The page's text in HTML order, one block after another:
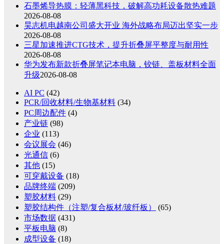
石墨烯导热膜：轻薄黑科技，破解高功耗设备散热难题
2026-08-08
昊志机电越南公司盛大开业 海外战略布局迈出坚实一步
2026-08-08
三星加速推进CTG技术，提升折叠屏平整度与耐用性
2026-08-08
华为发布新款折叠屏笔记本电脑，铰链、盖板材料全面
升级2026-08-08
AI PC (42)
PCR/回收材料/生物基材料 (34)
PC周边配件 (4)
产业链 (98)
企业 (113)
会议展会 (46)
光通信 (6)
其他 (15)
可穿戴设备 (18)
品牌终端 (209)
塑胶材料 (29)
塑胶结构件（注塑/复合板材/玻纤板）
(65)
市场数据 (431)
平板电脑 (8)
成型设备 (18)